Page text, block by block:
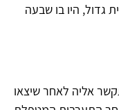
גדול, היו בו שבעה
אליה לאחר שיצאו